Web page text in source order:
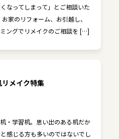
なってしまって」とご相談いた
家のリフォーム、お引越し、
ングでリメイクのご相談を […]
メイク特集
・学習机。思い出のある机だか
感じる方も多いのではないでし